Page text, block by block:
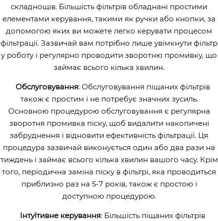
складнощів. Більшість фільтрів обладнані простими
елементами керування, такими як ручки або кнопки, за
допомогою яких ви можете легко керувати процесом
фільтрації. Зазвичай вам потрібно лише увімкнути фільтр
у роботу і регулярно проводити зворотню промивку, що
займає всього кілька хвилин.
Обслуговування: Обслуговування піщаних фільтрів
також є простим і не потребує значних зусиль.
Основною процедурою обслуговування є регулярна
зворотня промивка піску, щоб видалити накопичені
забруднення і відновити ефективність фільтрації. Ця
процедура зазвичай виконується один або два рази на
тиждень і займає всього кілька хвилин вашого часу. Крім
того, періодична заміна піску в фільтрі, яка проводиться
приблизно раз на 5-7 років, також є простою і
доступною процедурою.
Інтуїтивне керування: Більшість піщаних фільтрів